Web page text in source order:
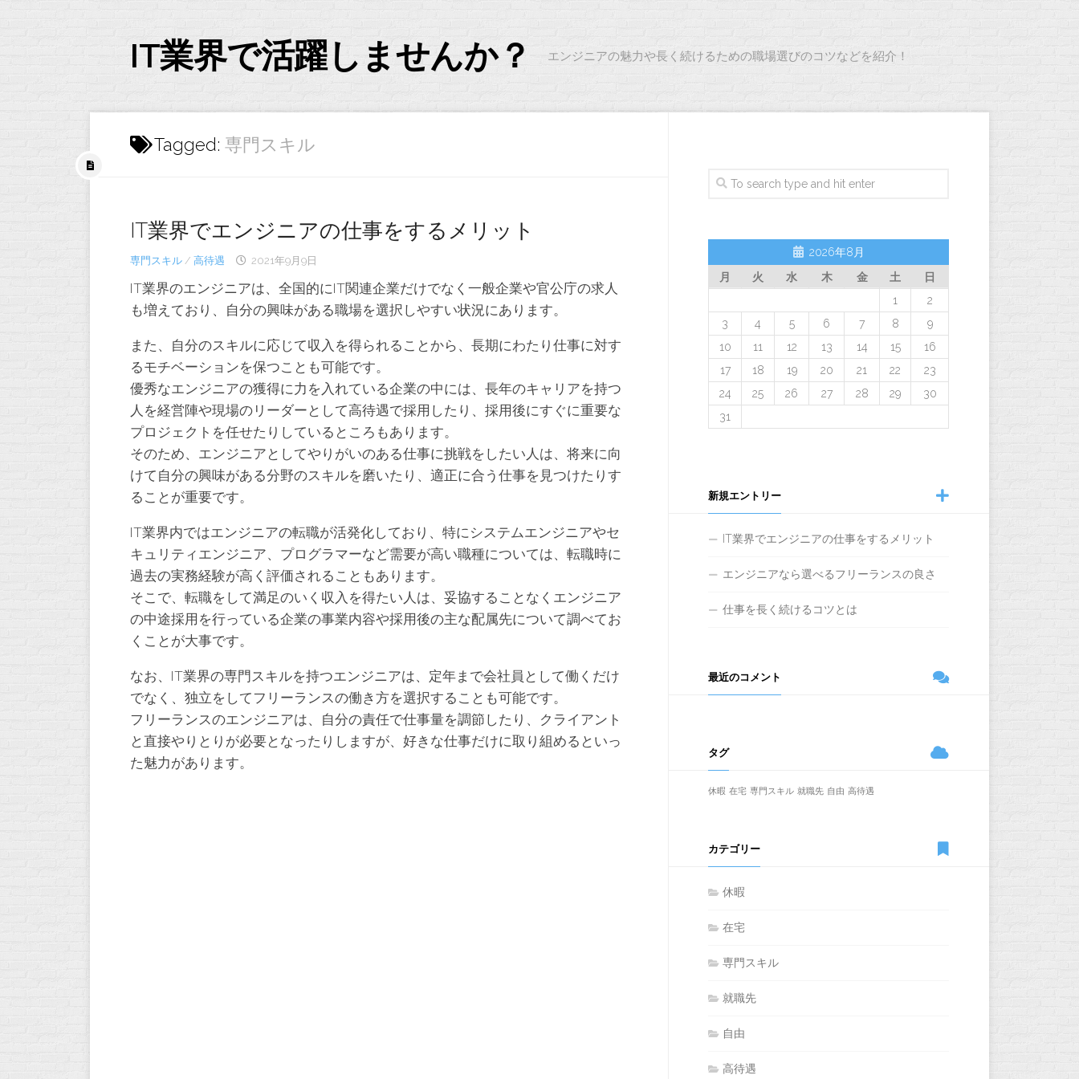
IT業界で活躍しませんか？ エンジニアの魅力や長く続けるための職場選びのコツなどを紹介！
Tagged: 専門スキル
IT業界でエンジニアの仕事をするメリット
専門スキル / 高待遇 2021年9月9日
IT業界のエンジニアは、全国的にIT関連企業だけでなく一般企業や官公庁の求人
も増えており、自分の興味がある職場を選択しやすい状況にあります。
また、自分のスキルに応じて収入を得られることから、長期にわたり仕事に対す
るモチベーションを保つことも可能です。
優秀なエンジニアの獲得に力を入れている企業の中には、長年のキャリアを持つ
人を経営陣や現場のリーダーとして高待遇で採用したり、採用後にすぐに重要な
プロジェクトを任せたりしているところもあります。
そのため、エンジニアとしてやりがいのある仕事に挑戦をしたい人は、将来に向
けて自分の興味がある分野のスキルを磨いたり、適正に合う仕事を見つけたりす
ることが重要です。
IT業界内ではエンジニアの転職が活発化しており、特にシステムエンジニアやセ
キュリティエンジニア、プログラマーなど需要が高い職種については、転職時に
過去の実務経験が高く評価されることもあります。
そこで、転職をして満足のいく収入を得たい人は、妥協することなくエンジニア
の中途採用を行っている企業の事業内容や採用後の主な配属先について調べてお
くことが大事です。
なお、IT業界の専門スキルを持つエンジニアは、定年まで会社員として働くだけ
でなく、独立をしてフリーランスの働き方を選択することも可能です。
フリーランスのエンジニアは、自分の責任で仕事量を調節したり、クライアント
と直接やりとりが必要となったりしますが、好きな仕事だけに取り組めるといっ
た魅力があります。
2026年8月
月
火 水 木 金 土
日
1
2
3
4 5 6 7 8
9
10
11 12 13 14 15
16
17
18 19 20 21 22
23
24
25 26 27 28 29
30
31
新規エントリー
IT業界でエンジニアの仕事をするメリット
エンジニアなら選べるフリーランスの良さ
仕事を長く続けるコツとは
最近のコメント
タグ
休暇 在宅 専門スキル 就職先 自由 高待遇
カテゴリー
休暇
在宅
専門スキル
就職先
自由
高待遇